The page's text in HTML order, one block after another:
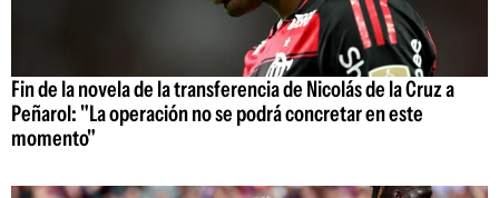
Fin de la novela de la transferencia de Nicolás de la Cruz a
Peñarol: "La operación no se podrá concretar en este
momento"